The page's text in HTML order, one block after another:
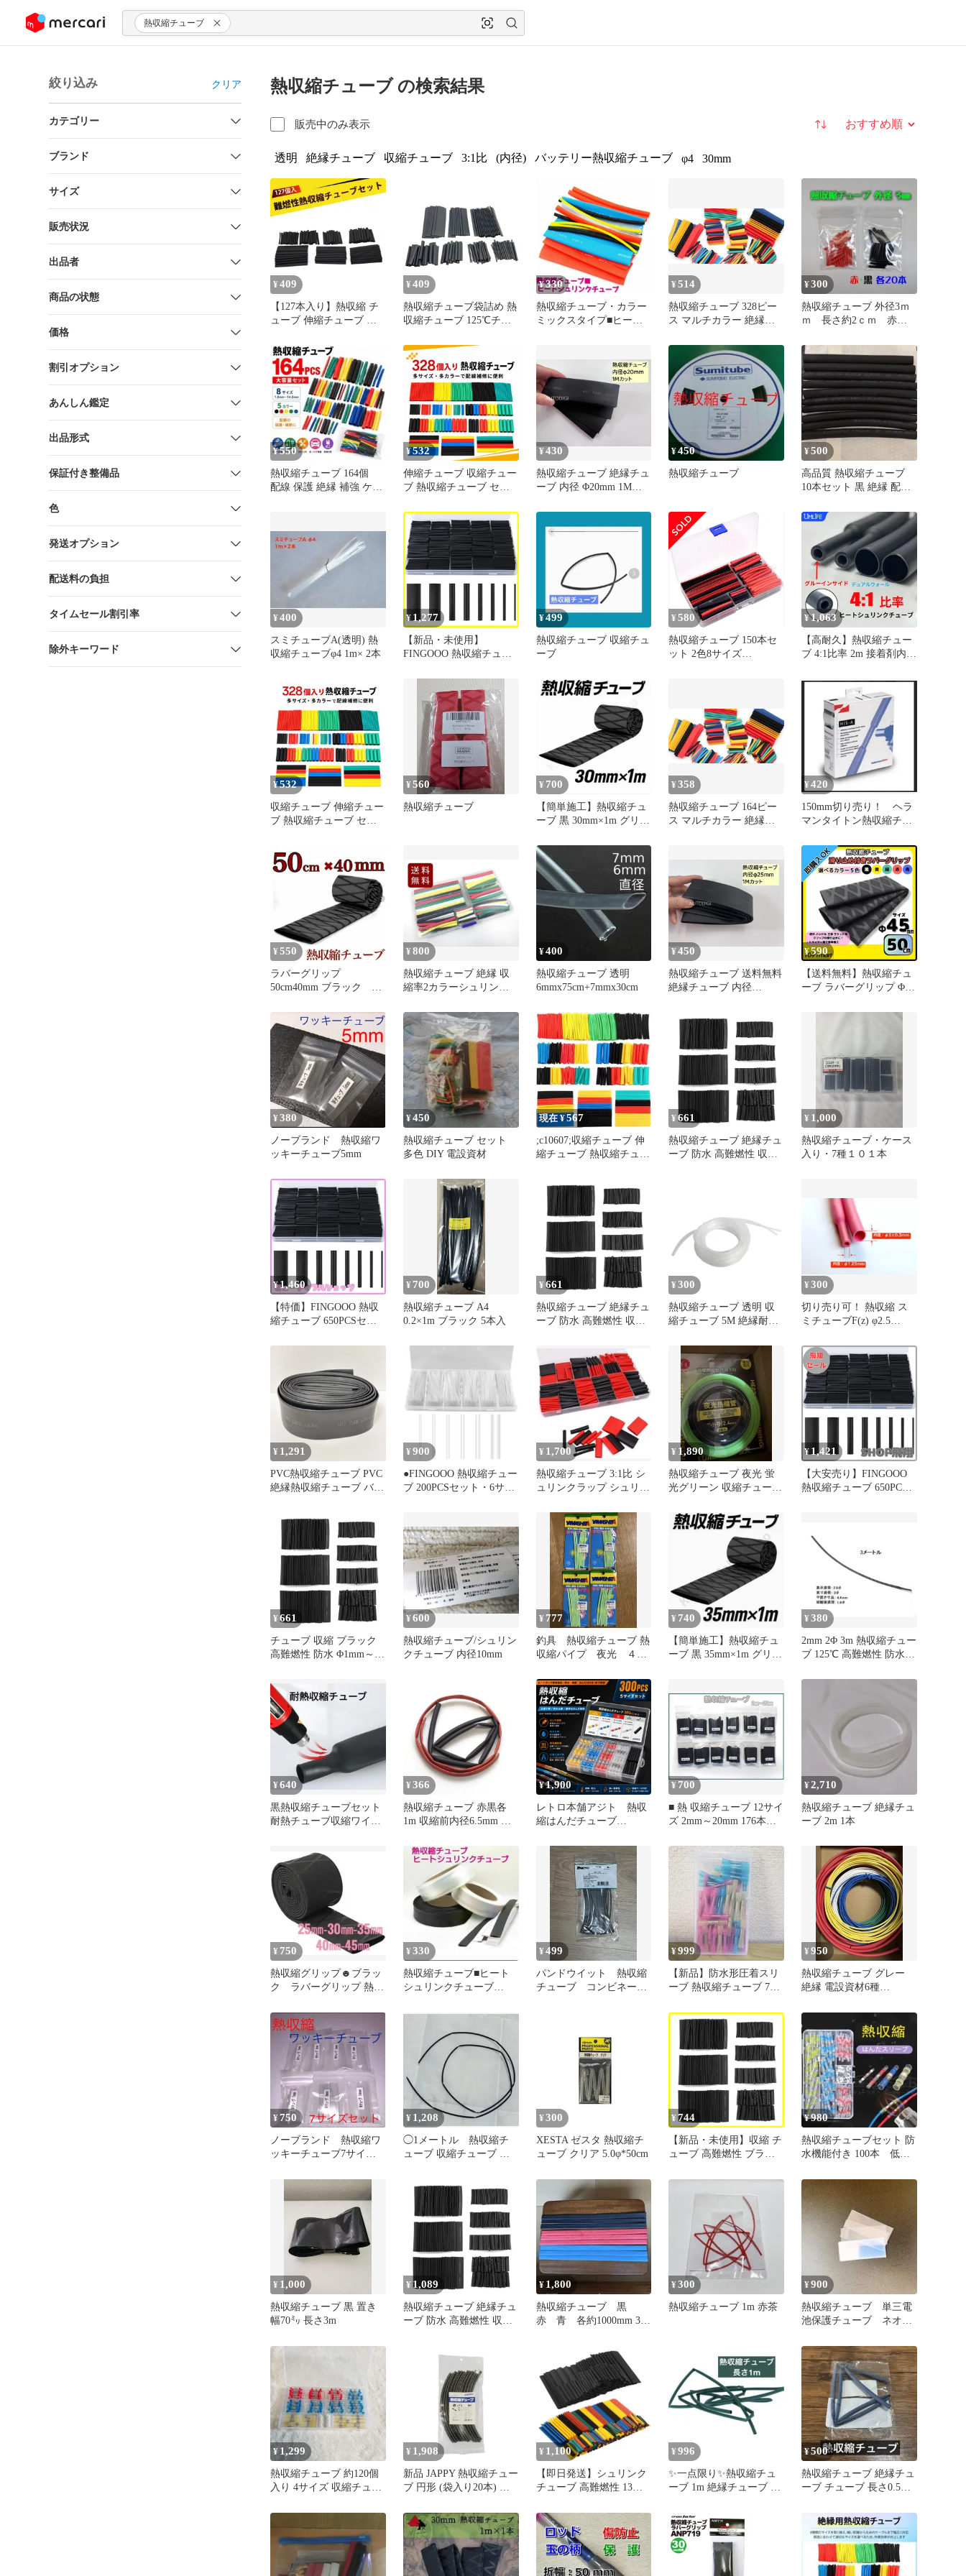
ツにスキップ 熱収縮チューブ
絞り込み クリア
カテゴリー
ブランド
サイズ
販売状況
出品者
商品の状態
価格
割引オプション
あんしん鑑定
出品形式
保証付き整備品
色
発送オプション
配送料の負担
タイムセール割引率
除外キーワード
熱収縮チューブ の検索結果
販売中のみ表示 並び替え
透明 絶縁チューブ 収縮チューブ 3:1比 (内径) バッテリー熱収縮チューブ φ4 30mm
¥ 409
【127本入り】熱収縮 チ
ューブ 伸縮チューブ 絶
破れ補修 高難燃性 収縮
率2：1 7サイズ
(φ2.0mm、2.5mm、
3.5mm、5.0mm、
7.0mm、10.0mm、
13.0mm)
¥ 409
熱収縮チューブ袋詰め 熱
収縮チューブ 125℃チュ
燃性熱収縮チューブセッ
ト 2:1熱収縮チューブ 127
個入り(ブラック)
¥330
熱収縮チューブ・カラー
ミックスタイプ■ヒート
¥514
熱収縮チューブ 328ピー
ス マルチカラー 絶縁チ
理 配線 補修 断熱 釣り ケ
ーブル ヒートガン ハン
ダ[定形外郵便、送料無
料]mer002
¥300
熱収縮チューブ 外径3ｍ
ｍ 長さ約2ｃｍ 赤・
¥550
熱収縮チューブ 164個
配線 保護 絶縁 補強 ケー
¥532
伸縮チューブ 収縮チュー
ブ 熱収縮チューブ セッ
ット 防湿 防塵 電気配線
補修用 内径
1/2/3/4/6/8/10/14mm
¥430
熱収縮チューブ 絶縁チュ
ーブ 内径 Φ20mm 1Mカ
) ワイヤーラップ 電線
の補強 ケーブルスリー
トル AU038
¥450
熱収縮チューブ
¥500
高品質 熱収縮チューブ
10本セット 黒 絶縁 配線
¥400
スミチューブA(透明) 熱
収縮チューブφ4 1m× 2本
¥ 1,277
【新品・未使用】
FINGOOO 熱収縮チュー
ズ 絶縁チューブ 伸縮チ
ューブ ヒシチューブ 防
水 高防水性 高絶縁性 高
難燃性 収納ボックス付き
(黒 650pcs)
¥499
熱収縮チューブ 収縮チュ
ーブ
¥ 580
熱収縮チューブ 150本セ
ット 2色8サイズ
線 パッチ用 収納ケース
付き
¥1,063
【高耐久】熱収縮チュー
ブ 4:1比率 2m 接着剤内張
ル ワイヤーケーブル保護
用 業務用電子機器【8mm
内径】
¥532
収縮チューブ 伸縮チュー
ブ 熱収縮チューブ セッ
修理用 防湿 内径
1/2/3/4/6/8/10/14mm
¥560
熱収縮チューブ
¥ 700
【簡単施工】熱収縮チュ
ーブ 黒 30mm×1m グリッ
¥358
熱収縮チューブ 164ピー
ス マルチカラー 絶縁チ
ーブル ヒートガン ハン
ダ[定形外郵便、送料無
料]mer001
¥ 420
150mm切り売り！ ヘラ
マンタイトン熱収縮チュ
¥ 550
ラバーグリップ
50cm40mm ブラック
竿カバー
¥800
熱収縮チューブ 絶縁 収
縮率2カラーシュリンク
ピースセット
¥400
熱収縮チューブ 透明
6mmx75cm+7mmx30cm
¥450
熱収縮チューブ 送料無料
絶縁チューブ 内径
ラップ 電線の補強 ケー
ブルスリーブ 配線修理
防水 1メートル AU039
¥590
【送料無料】熱収縮チュ
ーブ ラバーグリップ Φ45
色 滑り止め加工 グリッ
¥380
ノーブランド 熱収縮ワ
ッキーチューブ5mm
¥450
熱収縮チューブ セット
多色 DIY 電設資材
現在 ¥567
;c10607;収縮チューブ 伸
縮チューブ 熱収縮チュー
¥ 661
熱収縮チューブ 絶縁チュ
ーブ 防水 高難燃性 収縮
¥ 1,000
熱収縮チューブ・ケース
入り・7種１０１本
¥1,460
【特価】FINGOOO 熱収
縮チューブ 650PCSセッ
ブ 伸縮チューブ ヒシチ
絶縁性 高難燃性 収納ボ
ックス付き (黒 650pcs)
¥ 700
熱収縮チューブ A4
0.2×1m ブラック 5本入
¥ 661
熱収縮チューブ 絶縁チュ
ーブ 防水 高難燃性 収縮
～14mm (127ピースセッ
ト)
¥ 300
熱収縮チューブ 透明 収
縮チューブ 5M 絶縁耐食
¥300
切り売り可！ 熱収縮 ス
ミチューブF(z) φ2.5
¥ 1,291
PVC熱収縮チューブ PVC
絶縁熱収縮チューブ バッ
¥ 900
●FINGOOO 熱収縮チュー
ブ 200PCSセット・6サイ
クリ 防水 高防水性 高絶
縁性 高難燃性 φ1.5mm～
φ10mm 収納ボックス付き
(透明 200pcs)
¥ 1,700
熱収縮チューブ 3:1比 シ
ュリンクラップ シュリン
¥ 1,890
熱収縮チューブ 夜光 蛍
光グリーン 収縮チューブ
¥ 1,421
【大安売り】FINGOOO
熱収縮チューブ 650PCS
性 高絶縁性 高難燃性 収
納ボックス付き (黒
¥ 661
チューブ 収縮 ブラック
高難燃性 防水 Φ1mm～
ピースセット) 熱収縮チ
ューブ
¥600
熱収縮チューブ/シュリン
クチューブ 内径10mm
¥ 777
釣具 熱収縮チューブ 熱
収縮パイプ 夜光 ４
¥ 740
【簡単施工】熱収縮チュ
ーブ 黒 35mm×1m グリッ
¥380
2mm 2Φ 3m 熱収縮チュー
ブ 125℃ 高難燃性 防水
¥640
黒熱収縮チューブセット
耐熱チューブ収縮ワイヤ
¥366
熱収縮チューブ 赤黒各
1m 収縮前内径6.5mm 収
¥1,900
レトロ本舗アジト 熱収
縮はんだチューブ
端子 はんだスリーブ 熱
収縮チューブ200本付 圧
着不要 絶縁 配線コネク
タ 車 バイク 船舶 LED
DIY 電装配線 修理 補修
¥ 700
■ 熱 収縮チューブ 12サイ
ズ 2mm～20mm 176本入
¥2,710
熱収縮チューブ 絶縁チュ
ーブ 2m 1本
¥ 750
熱収縮グリップ☻ブラッ
ク ラバーグリップ 熱収
ッド 黒
¥330
熱収縮チューブ■ヒート
シュリンクチューブ
¥499
パンドウイット 熱収縮
チューブ コンビネーシ
¥999
【新品】防水形圧着スリ
ーブ 熱収縮チューブ 70
¥950
熱収縮チューブ グレー
絶縁 電設資材6種
¥750
ノーブランド 熱収縮ワ
ッキーチューブ7サイズ
¥ 1,208
◯1メートル 熱収縮チ
ューブ 収縮チューブ 絶
¥ 300
XESTA ゼスタ 熱収縮チ
ューブ クリア 5.0φ*50cm
¥744
【新品・未使用】収縮 チ
ューブ 高難燃性 ブラッ
縁チューブ (127ピースセ
ット) 熱収縮チューブ
¥980
熱収縮チューブセット 防
水機能付き 100本 低温
¥ 1,000
熱収縮チューブ 黒 置き
幅70㍉ 長さ3m
¥ 1,089
熱収縮チューブ 絶縁チュ
ーブ 防水 高難燃性 収縮
¥ 1,800
熱収縮チューブ 黒
赤 青 各約1000mm 3本
¥300
熱収縮チューブ 1m 赤茶
¥900
熱収縮チューブ 単三電
池保護チューブ ネオチ
枚
¥1,299
熱収縮チューブ 約120個
入り 4サイズ 収縮チュー
¥ 1,908
新品 JAPPY 熱収縮チュー
ブ 円形 (袋入り20本) 黒
¥ 1,100
【即日発送】シュリンク
チューブ 高難燃性 13サ
455本入り セット 熱収縮
チューブ
¥ 996
✨一点限り✨熱収縮チュ
ーブ 1m 絶縁チューブ 防
¥500
熱収縮チューブ 絶縁チュ
ーブ チューブ 長さ0.5m